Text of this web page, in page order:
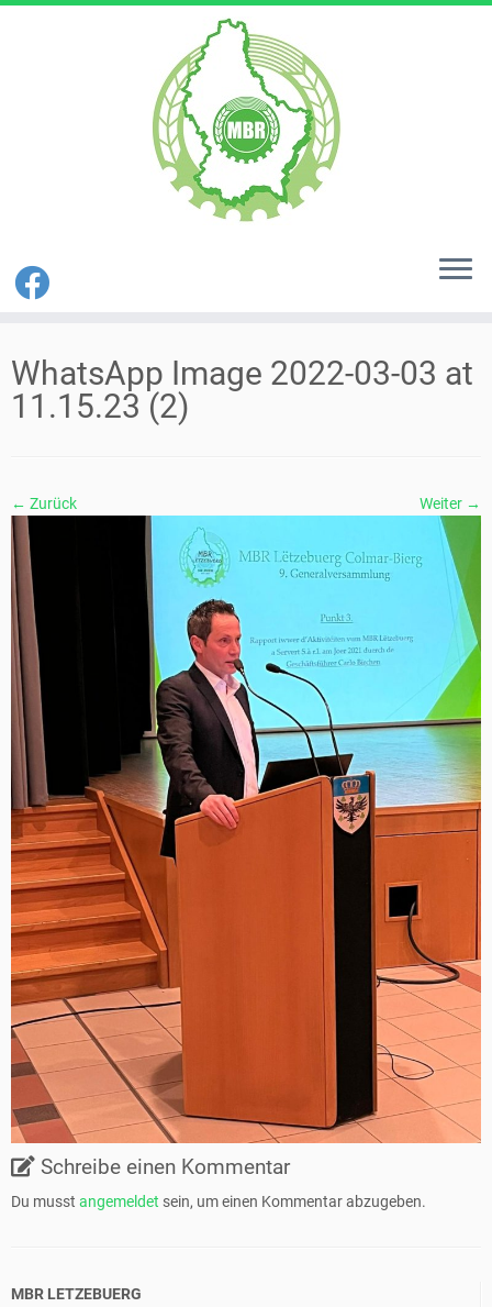
Inhalt
springen
WhatsApp Image 2022-03-03 at
11.15.23 (2)
← Zurück Weiter →
Schreibe einen Kommentar
Du musst angemeldet sein, um einen Kommentar abzugeben.
MBR LETZEBUERG